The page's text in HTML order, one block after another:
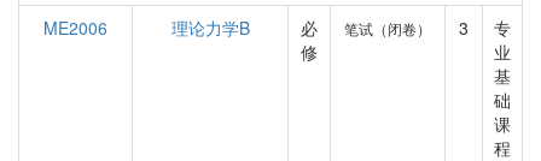
ME2006 理论力学B
必
修
笔试（闭卷） 3
专
业
基
础
课
程